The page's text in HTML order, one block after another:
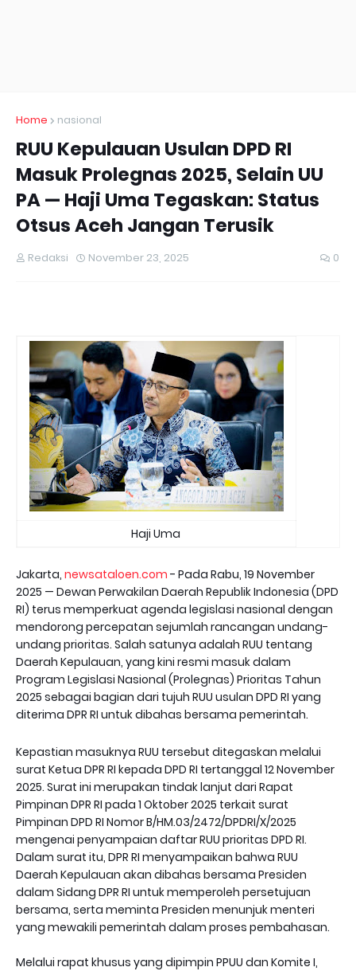
Home nasional
RUU Kepulauan Usulan DPD RI
Masuk Prolegnas 2025, Selain UU
PA — Haji Uma Tegaskan: Status
Otsus Aceh Jangan Terusik
Redaksi November 23, 2025 0
Haji Uma
Jakarta, newsataloen.com - Pada Rabu, 19 November
2025 — Dewan Perwakilan Daerah Republik Indonesia (DPD
RI) terus memperkuat agenda legislasi nasional dengan
mendorong percepatan sejumlah rancangan undang-
undang prioritas. Salah satunya adalah RUU tentang
Daerah Kepulauan, yang kini resmi masuk dalam
Program Legislasi Nasional (Prolegnas) Prioritas Tahun
2025 sebagai bagian dari tujuh RUU usulan DPD RI yang
diterima DPR RI untuk dibahas bersama pemerintah.
Kepastian masuknya RUU tersebut ditegaskan melalui
surat Ketua DPR RI kepada DPD RI tertanggal 12 November
2025. Surat ini merupakan tindak lanjut dari Rapat
Pimpinan DPR RI pada 1 Oktober 2025 terkait surat
Pimpinan DPD RI Nomor B/HM.03/2472/DPDRI/X/2025
mengenai penyampaian daftar RUU prioritas DPD RI.
Dalam surat itu, DPR RI menyampaikan bahwa RUU
Daerah Kepulauan akan dibahas bersama Presiden
dalam Sidang DPR RI untuk memperoleh persetujuan
bersama, serta meminta Presiden menunjuk menteri
yang mewakili pemerintah dalam proses pembahasan.
Melalui rapat khusus yang dipimpin PPUU dan Komite I,